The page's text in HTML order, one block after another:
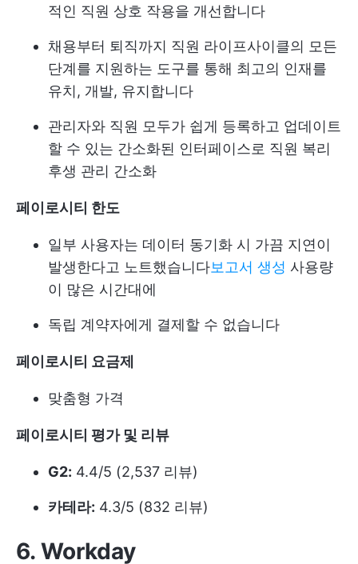
적인 직원 상호 작용을 개선합니다
채용부터 퇴직까지 직원 라이프사이클의 모든
단계를 지원하는 도구를 통해 최고의 인재를
유치, 개발, 유지합니다
관리자와 직원 모두가 쉽게 등록하고 업데이트
할 수 있는 간소화된 인터페이스로 직원 복리
후생 관리 간소화
페이로시티 한도
일부 사용자는 데이터 동기화 시 가끔 지연이
발생한다고 노트했습니다보고서 생성 사용량
이 많은 시간대에
독립 계약자에게 결제할 수 없습니다
페이로시티 요금제
맞춤형 가격
페이로시티 평가 및 리뷰
G2: 4.4/5 (2,537 리뷰)
카테라: 4.3/5 (832 리뷰)
6. Workday